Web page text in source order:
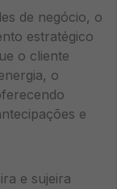
de negócio, o
estratégico
o cliente
o
e
e sujeira